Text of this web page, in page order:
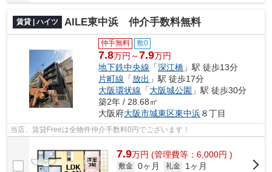
賃貸 | ハイツ AILE東中浜 仲介手数料無料
仲手無料 敷0
7.8万円～7.9万円
地下鉄中央線 「深江橋 」駅 徒歩13分
片町線 「放出 」駅 徒歩17分
大阪環状線 「大阪城公園 」駅 徒歩30分
築2年 / 28.68㎡
大阪府大阪市城東区東中浜８丁目
当店、賃貸Freeは全物件仲介手数料0円でございます！
7.9万円 (管理費等：6,000円 )
敷金 0ヶ月 礼金
1ヶ月